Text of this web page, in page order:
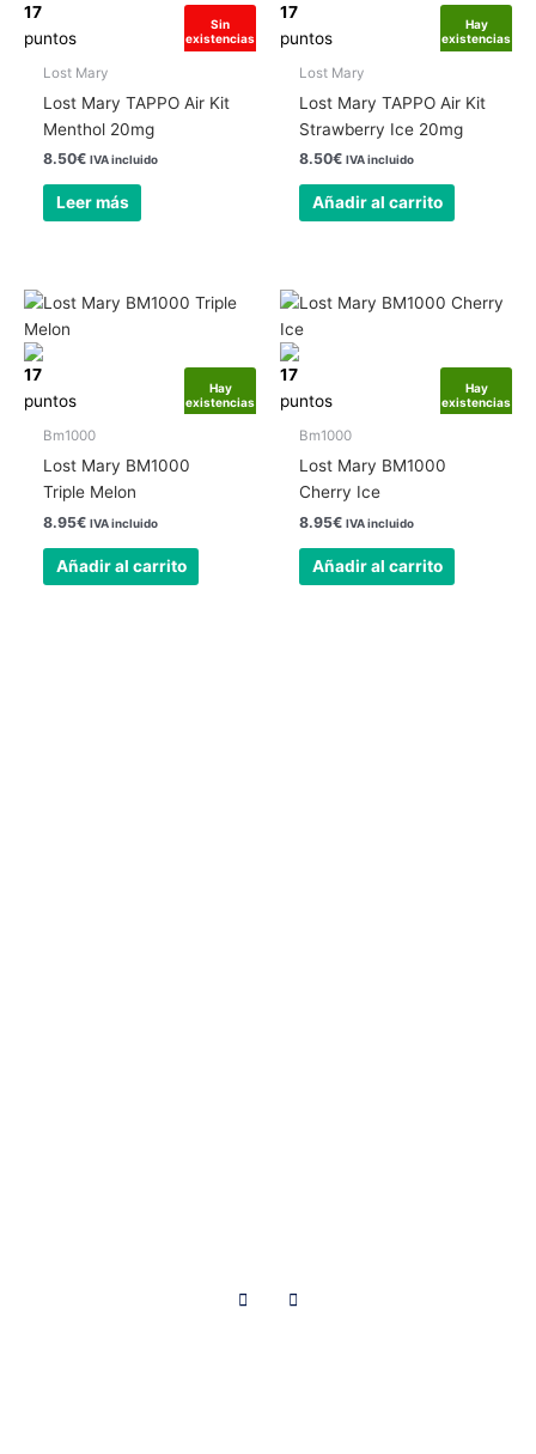
Sin
existencias
17
puntos
Lost Mary
Lost Mary TAPPO Air Kit
Menthol 20mg
8.50€ IVA incluido
Leer más
Hay
existencias
17
puntos
Lost Mary
Lost Mary TAPPO Air Kit
Strawberry Ice 20mg
8.50€ IVA incluido
Añadir al carrito
Hay
existencias
17
puntos
Bm1000
Lost Mary BM1000
Triple Melon
8.95€ IVA incluido
Añadir al carrito
Hay
existencias
17
puntos
Bm1000
Lost Mary BM1000
Cherry Ice
8.95€ IVA incluido
Añadir al carrito
F
a
I
n